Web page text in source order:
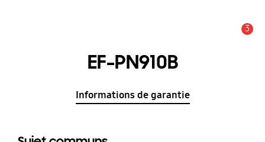
3
EF-PN910B
Informations de garantie